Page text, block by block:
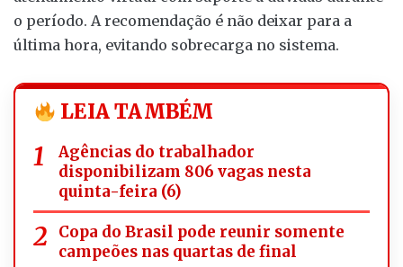
o período. A recomendação é não deixar para a
última hora, evitando sobrecarga no sistema.
LEIA TAMBÉM
Agências do trabalhador
disponibilizam 806 vagas nesta
quinta-feira (6)
Copa do Brasil pode reunir somente
campeões nas quartas de final